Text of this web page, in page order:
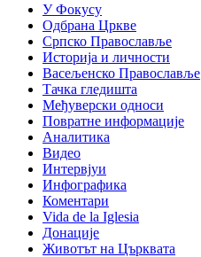
У Фокусу
Одбрана Цркве
Српско Православље
Историја и личности
Васељенско Православље
Тачка гледишта
Међуверски односи
Повратне информације
Аналитика
Видео
Интервјуи
Инфографика
Коментари
Vida de la Iglesia
Донације
Животът на Църквата